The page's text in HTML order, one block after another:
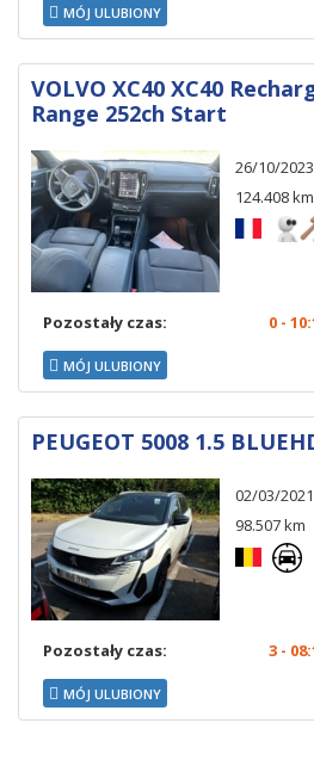
MÓJ ULUBIONY
VOLVO XC40 XC40
Range 252ch Start
26/10/2023
124.408 km
Pozostały czas: 0 -
MÓJ ULUBIONY
PEUGEOT 5008 1.5
02/03/2021
98.507 km
Pozostały czas: 3 -
MÓJ ULUBIONY